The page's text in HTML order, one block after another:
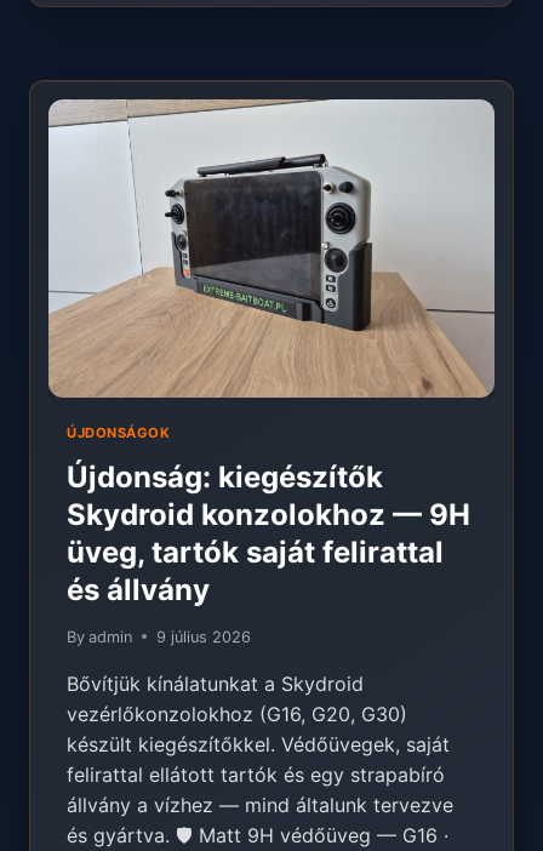
DARABOK
+
07.18.
–
08.10.
ÚJDONSÁGOK
Újdonság: kiegészítők
Skydroid konzolokhoz — 9H
üveg, tartók saját felirattal
és állvány
By admin 9 július 2026
Bővítjük kínálatunkat a Skydroid
vezérlőkonzolokhoz (G16, G20, G30)
készült kiegészítőkkel. Védőüvegek, saját
felirattal ellátott tartók és egy strapabíró
állvány a vízhez — mind általunk tervezve
és gyártva. 🛡️ Matt 9H védőüveg — G16 ·